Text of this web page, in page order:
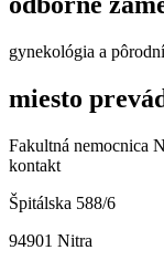
gynekológia a
miesto
Fakultná nemocnica
kontakt
Špitálska 588/6
94901 Nitra